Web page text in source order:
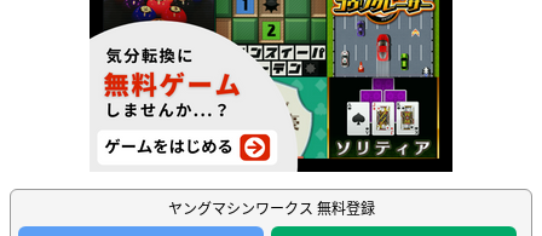
ヤングマシンワークス 無料登録